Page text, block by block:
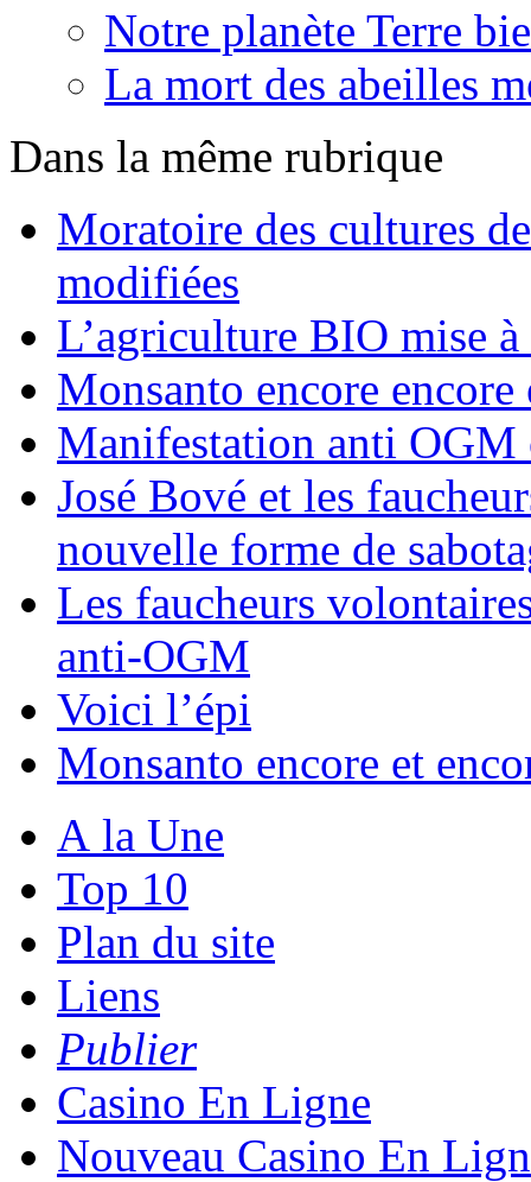
Notre planète Terre
La mort des abeilles
Dans la même rubrique
Moratoire des cultures
modifiées
L’agriculture BIO mise
Monsanto encore encore
Manifestation anti OGM
José Bové et les
nouvelle forme de
Les faucheurs
anti-OGM
Voici l’épi
Monsanto encore et
A la Une
Top 10
Plan du site
Liens
Publier
Casino En Ligne
Nouveau Casino En